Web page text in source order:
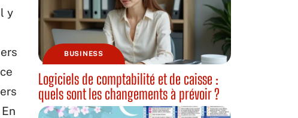
y
BUSINESS
Logiciels de comptabilité et de caisse :
quels sont les changements à prévoir ?